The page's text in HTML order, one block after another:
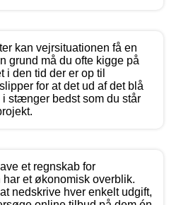
kan vejrsituationen få en
grund må du ofte kigge på
i den tid der er op til
for at det ud af det blå
i stænger bedst som du står
et regnskab for
et økonomisk overblik.
nedskrive hver enkelt udgift,